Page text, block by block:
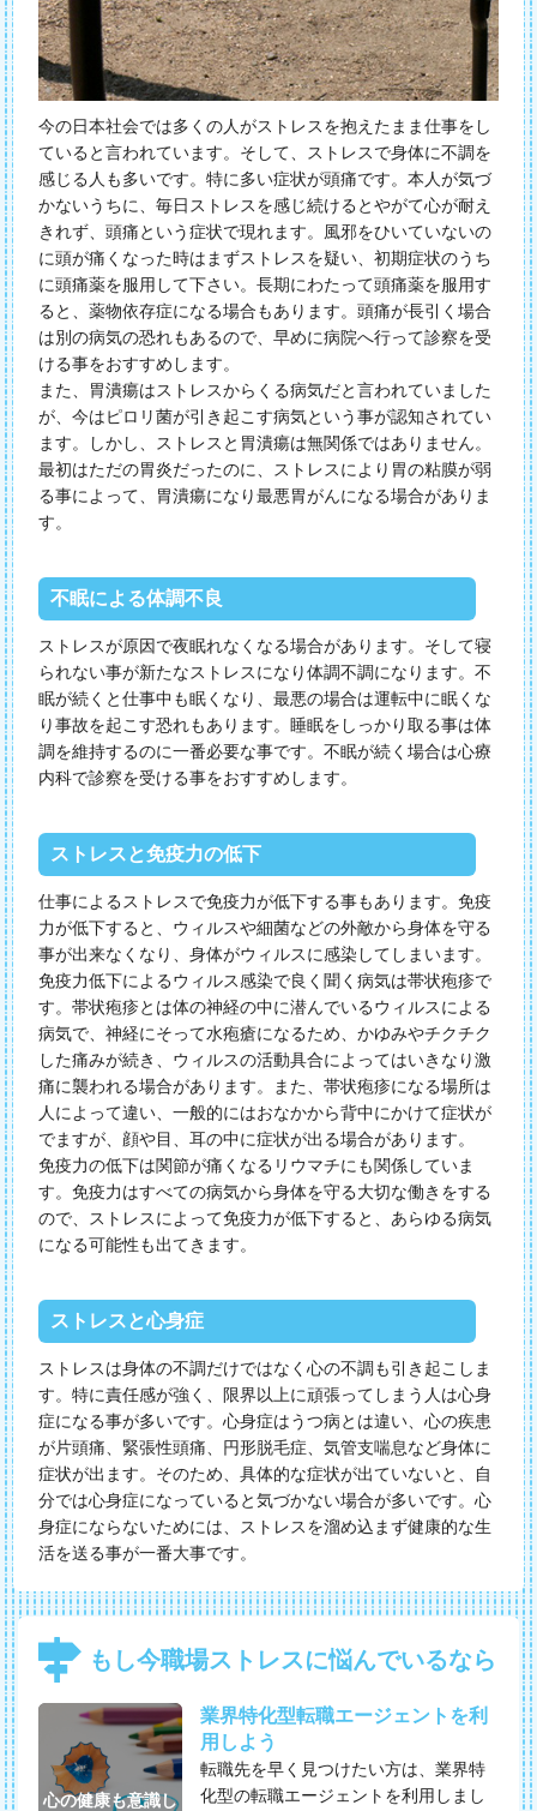
今の日本社会では多くの人がストレスを抱えたまま仕事をし
ていると言われています。そして、ストレスで身体に不調を
感じる人も多いです。特に多い症状が頭痛です。本人が気づ
かないうちに、毎日ストレスを感じ続けるとやがて心が耐え
きれず、頭痛という症状で現れます。風邪をひいていないの
に頭が痛くなった時はまずストレスを疑い、初期症状のうち
に頭痛薬を服用して下さい。長期にわたって頭痛薬を服用す
ると、薬物依存症になる場合もあります。頭痛が長引く場合
は別の病気の恐れもあるので、早めに病院へ行って診察を受
ける事をおすすめします。
また、胃潰瘍はストレスからくる病気だと言われていました
が、今はピロリ菌が引き起こす病気という事が認知されてい
ます。しかし、ストレスと胃潰瘍は無関係ではありません。
最初はただの胃炎だったのに、ストレスにより胃の粘膜が弱
る事によって、胃潰瘍になり最悪胃がんになる場合がありま
す。
不眠による体調不良
ストレスが原因で夜眠れなくなる場合があります。そして寝
られない事が新たなストレスになり体調不調になります。不
眠が続くと仕事中も眠くなり、最悪の場合は運転中に眠くな
り事故を起こす恐れもあります。睡眠をしっかり取る事は体
調を維持するのに一番必要な事です。不眠が続く場合は心療
内科で診察を受ける事をおすすめします。
ストレスと免疫力の低下
仕事によるストレスで免疫力が低下する事もあります。免疫
力が低下すると、ウィルスや細菌などの外敵から身体を守る
事が出来なくなり、身体がウィルスに感染してしまいます。
免疫力低下によるウィルス感染で良く聞く病気は帯状疱疹で
す。帯状疱疹とは体の神経の中に潜んでいるウィルスによる
病気で、神経にそって水疱瘡になるため、かゆみやチクチク
した痛みが続き、ウィルスの活動具合によってはいきなり激
痛に襲われる場合があります。また、帯状疱疹になる場所は
人によって違い、一般的にはおなかから背中にかけて症状が
でますが、顔や目、耳の中に症状が出る場合があります。
免疫力の低下は関節が痛くなるリウマチにも関係していま
す。免疫力はすべての病気から身体を守る大切な働きをする
ので、ストレスによって免疫力が低下すると、あらゆる病気
になる可能性も出てきます。
ストレスと心身症
ストレスは身体の不調だけではなく心の不調も引き起こしま
す。特に責任感が強く、限界以上に頑張ってしまう人は心身
症になる事が多いです。心身症はうつ病とは違い、心の疾患
が片頭痛、緊張性頭痛、円形脱毛症、気管支喘息など身体に
症状が出ます。そのため、具体的な症状が出ていないと、自
分では心身症になっていると気づかない場合が多いです。心
身症にならないためには、ストレスを溜め込まず健康的な生
活を送る事が一番大事です。
もし今職場ストレスに悩んでいるなら
心の健康も意識し
業界特化型転職エージェントを利
用しよう
転職先を早く見つけたい方は、業界特
化型の転職エージェントを利用しまし